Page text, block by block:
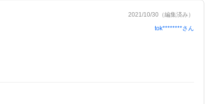
2021/10/30 （編集済み）
tok********さん